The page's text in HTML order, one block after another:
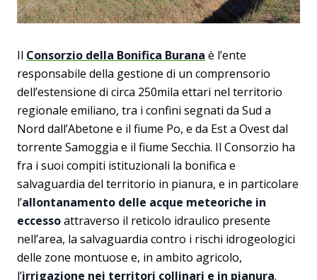
Il Consorzio della Bonifica Burana è l’ente
responsabile della gestione di un comprensorio
dell’estensione di circa 250mila ettari nel territorio
regionale emiliano, tra i confini segnati da Sud a
Nord dall’Abetone e il fiume Po, e da Est a Ovest dal
torrente Samoggia e il fiume Secchia. Il Consorzio ha
fra i suoi compiti istituzionali la bonifica e
salvaguardia del territorio in pianura, e in particolare
l’allontanamento delle acque meteoriche in
eccessoattraverso il reticolo idraulico presente
nell’area, la salvaguardia contro i rischi idrogeologici
delle zone montuose e, in ambito agricolo,
l’irrigazione nei territori collinari e in pianura.